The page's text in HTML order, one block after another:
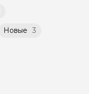
Новые 3